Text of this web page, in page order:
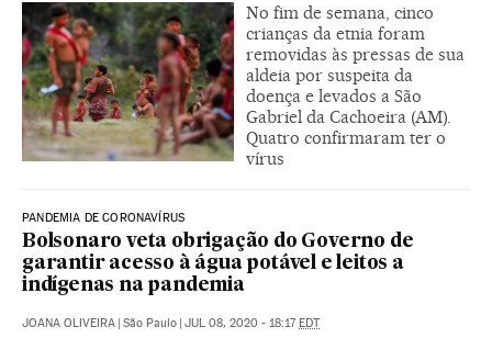
No fim de semana, cinco
crianças da etnia foram
removidas às pressas de sua
aldeia por suspeita da
doença e levados a São
Gabriel da Cachoeira (AM).
Quatro confirmaram ter o
vírus
PANDEMIA DE CORONAVÍRUS
Bolsonaro veta obrigação do Governo de
garantir acesso à água potável e leitos a
indígenas na pandemia
JOANA OLIVEIRA | São Paulo | JUL 08, 2020 - 18:17EDT